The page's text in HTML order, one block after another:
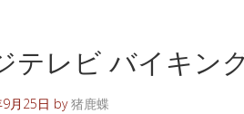
テレビ バイキン
月25日 by猪鹿蝶